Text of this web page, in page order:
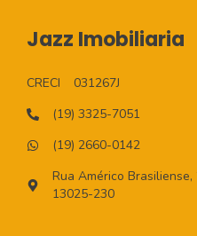
Jazz Imobiliaria
CRECI
031267J
(19) 3325-7051
(19) 2660-0142
Rua Américo
13025-230